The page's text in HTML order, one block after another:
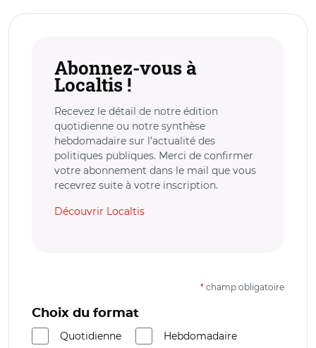
Abonnez-vous à
Localtis !
Recevez le détail de notre édition
quotidienne ou notre synthèse
hebdomadaire sur l’actualité des
politiques publiques. Merci de confirmer
votre abonnement dans le mail que vous
recevrez suite à votre inscription.
Découvrir Localtis
* champ obligatoire
Choix du format
Quotidienne
Hebdomadaire